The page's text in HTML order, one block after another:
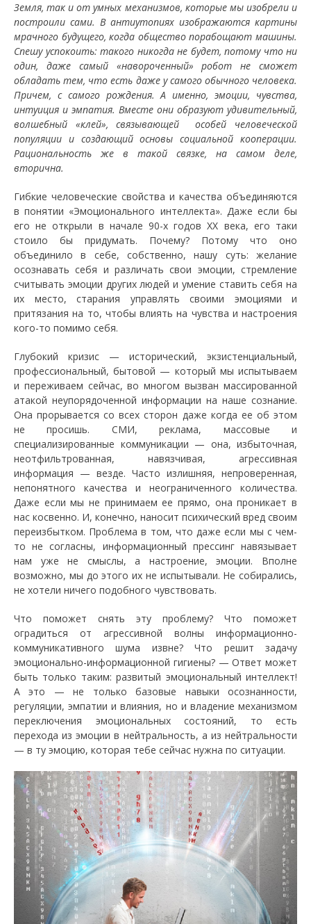
Земля, так и от умных механизмов, которые мы изобрели и
построили сами. В антиутопиях изображаются картины
мрачного будущего, когда общество порабощают машины.
Спешу успокоить: такого никогда не будет, потому что ни
один, даже самый «навороченный» робот не сможет
обладать тем, что есть даже у самого обычного человека.
Причем, с самого рождения. А именно, эмоции, чувства,
интуиция и эмпатия. Вместе они образуют удивительный,
волшебный «клей», связывающей особей человеческой
популяции и создающий основы социальной кооперации.
Рациональность же в такой связке, на самом деле,
вторична.
Гибкие человеческие свойства и качества объединяются
в понятии «Эмоционального интеллекта». Даже если бы
его не открыли в начале 90-х годов ХХ века, его таки
стоило бы придумать. Почему? Потому что оно
объединило в себе, собственно, нашу суть: желание
осознавать себя и различать свои эмоции, стремление
считывать эмоции других людей и умение ставить себя на
их место, старания управлять своими эмоциями и
притязания на то, чтобы влиять на чувства и настроения
кого-то помимо себя.
Глубокий кризис — исторический, экзистенциальный,
профессиональный, бытовой — который мы испытываем
и переживаем сейчас, во многом вызван массированной
атакой неупорядоченной информации на наше сознание.
Она прорывается со всех сторон даже когда ее об этом
не просишь. СМИ, реклама, массовые и
специализированные коммуникации — она, избыточная,
неотфильтрованная, навязчивая, агрессивная
информация — везде. Часто излишняя, непроверенная,
непонятного качества и неограниченного количества.
Даже если мы не принимаем ее прямо, она проникает в
нас косвенно. И, конечно, наносит психический вред своим
переизбытком. Проблема в том, что даже если мы с чем-
то не согласны, информационный прессинг навязывает
нам уже не смыслы, а настроение, эмоции. Вполне
возможно, мы до этого их не испытывали. Не собирались,
не хотели ничего подобного чувствовать.
Что поможет снять эту проблему? Что поможет
оградиться от агрессивной волны информационно-
коммуникативного шума извне? Что решит задачу
эмоционально-информационной гигиены? — Ответ может
быть только таким: развитый эмоциональный интеллект!
А это — не только базовые навыки осознанности,
регуляции, эмпатии и влияния, но и владение механизмом
переключения эмоциональных состояний, то есть
перехода из эмоции в нейтральность, а из нейтральности
— в ту эмоцию, которая тебе сейчас нужна по ситуации.